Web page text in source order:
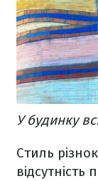
У будинку
Стиль